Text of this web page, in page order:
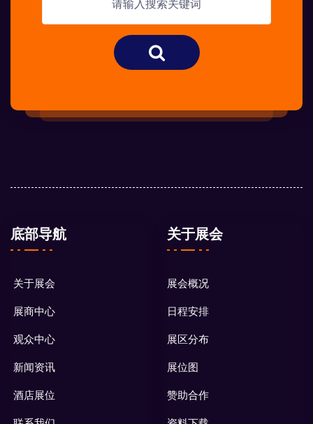
底部导航
关于展会
展商中心
观众中心
新闻资讯
酒店展位
关于展会
展会概况
日程安排
展区分布
展位图
赞助合作